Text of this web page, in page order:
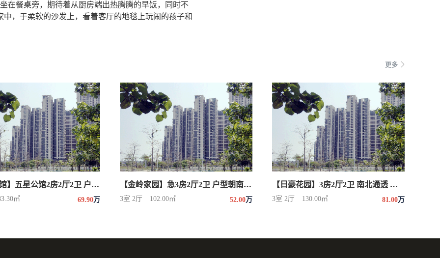
餐桌旁，期待着从厨房端出热腾腾的早饭，同时不
，于柔软的沙发上，看着客厅的地毯上玩闹的孩子和
更多
【五星公馆】五星公馆2房2厅2卫 户型朝南 学校
㎡ 69.90万
【金岭家园】急3房2厅2卫 户型朝南 全新装修未
3室 2厅 102.00㎡ 52.00万
【日豪花园】3房2厅2卫 南北通透 学校近 配套
3室 2厅 130.00㎡ 81.00万